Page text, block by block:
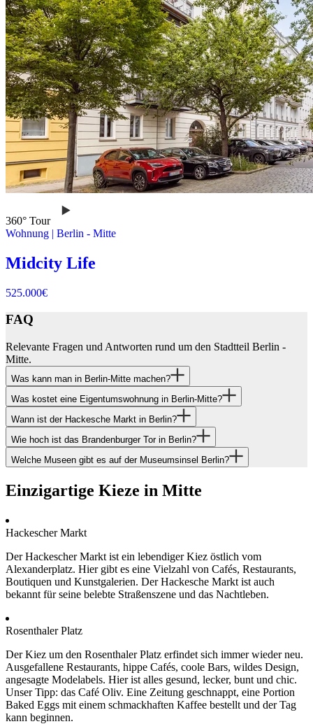
360° Tour
Wohnung | Berlin - Mitte
Midcity Life
525.000€
FAQ
Relevante Fragen und Antworten rund um den Stadtteil Berlin -
Mitte.
Was kann man in Berlin-Mitte machen?
Was kostet eine Eigentumswohnung in Berlin-Mitte?
Wann ist der Hackesche Markt in Berlin?
Wie hoch ist das Brandenburger Tor in Berlin?
Welche Museen gibt es auf der Museumsinsel Berlin?
Einzigartige Kieze in Mitte
Hackescher Markt
Der Hackescher Markt ist ein lebendiger Kiez östlich vom
Alexanderplatz. Hier gibt es eine Vielzahl von Cafés, Restaurants,
Boutiquen und Kunstgalerien. Der Hackesche Markt ist auch
bekannt für seine belebte Straßenszene und das Nachtleben.
Rosenthaler Platz
Der Kiez um den Rosenthaler Platz erfindet sich immer wieder neu.
Ausgefallene Restaurants, hippe Cafés, coole Bars, wildes Design,
angesagte Modelabels. Hier ist alles gesund, lecker, bunt und chic.
Unser Tipp: das Café Oliv. Eine Zeitung geschnappt, eine Portion
Baked Eggs mit einem schmackhaften Kaffee bestellt und der Tag
kann beginnen.